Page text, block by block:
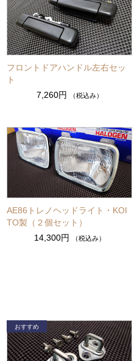
フロントドアハンドル左右セッ
ト
7,260円
（税込み）
AE86トレノヘッドライト・KOI
TO製（２個セット）
14,300円
（税込み）